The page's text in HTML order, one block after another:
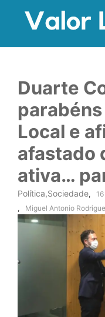
Duarte
parabéns
Local e
afastado
ativa…
Política,Sociedade,
,
Miguel Antonio